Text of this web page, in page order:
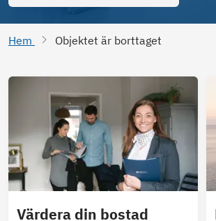
Hem Objektet är borttaget
Värdera din bostad